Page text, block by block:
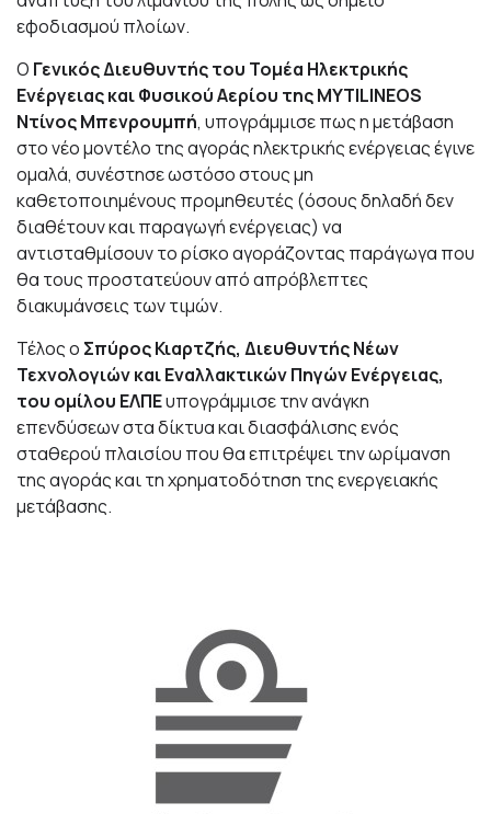
εφοδιασμού πλοίων.
Ο Γενικός Διευθυντής του Τομέα Ηλεκτρικής
Ενέργειας και Φυσικού Αερίου της MYTILINEOS
Ντίνος Μπενρουμπή, υπογράμμισε πως η μετάβαση
στο νέο μοντέλο της αγοράς ηλεκτρικής ενέργειας έγινε
ομαλά, συνέστησε ωστόσο στους μη
καθετοποιημένους προμηθευτές (όσους δηλαδή δεν
διαθέτουν και παραγωγή ενέργειας) να
αντισταθμίσουν το ρίσκο αγοράζοντας παράγωγα που
θα τους προστατεύουν από απρόβλεπτες
διακυμάνσεις των τιμών.
Τέλος ο Σπύρος Κιαρτζής, Διευθυντής Νέων
Τεχνολογιών και Εναλλακτικών Πηγών Ενέργειας,
του ομίλου ΕΛΠΕυπογράμμισε την ανάγκη
επενδύσεων στα δίκτυα και διασφάλισης ενός
σταθερού πλαισίου που θα επιτρέψει την ωρίμανση
της αγοράς και τη χρηματοδότηση της ενεργειακής
μετάβασης.